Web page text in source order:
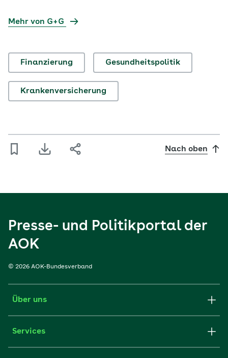
Mehr von G+G
Finanzierung Gesundheitspolitik
Krankenversicherung
Nach oben
Presse- und Politikportal der
AOK
© 2026 AOK-Bundesverband
Über uns
Services